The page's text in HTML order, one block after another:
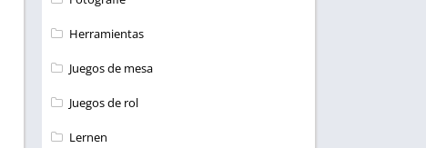
Herramientas
Juegos de mesa
Juegos de rol
Lernen